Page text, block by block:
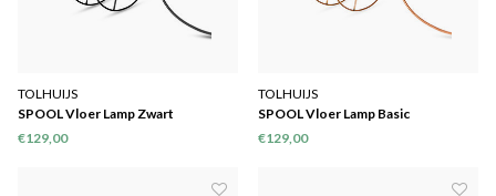
TOLHUIJS
SPOOL Vloer Lamp Zwart
€129,00
TOLHUIJS
SPOOL Vloer Lamp Basic
€129,00